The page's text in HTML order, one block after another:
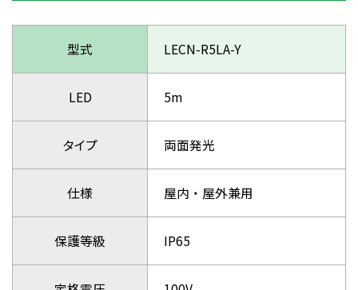
型式 LECN-R5LA-Y
LED 5m
タイプ 両面発光
仕様 屋内・屋外兼用
保護等級 IP65